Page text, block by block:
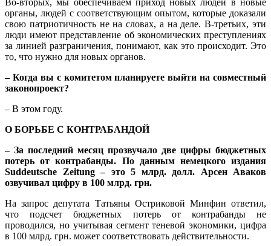
органы, людей с соответствующим опытом, которые доказали
свою патриотичность не на словах, а на деле. В-третьих, эти
люди имеют представление об экономических преступлениях
за линией разграничения, понимают, как это происходит. Это
то, что нужно для новых органов.
– Когда вы с комитетом планируете выйти на совместный
законопроект?
– В этом году.
О БОРЬБЕ С КОНТРАБАНДОЙ
– За последний месяц прозвучало две цифры бюджетных
потерь от контрабанды. По данным немецкого издания
Suddeutsche Zeitung – это 5 млрд. долл. Арсен Аваков
озвучивал цифру в 100 млрд. грн.
На запрос депутата Татьяны Остриковой Минфин ответил,
что подсчет бюджетных потерь от контрабанды не
проводился, но учитывая сегмент теневой экономики, цифра
в 100 млрд. грн. может соответствовать действительности.